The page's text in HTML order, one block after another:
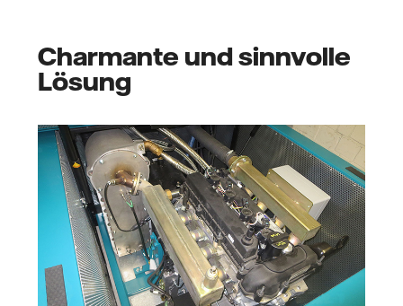
Charmante und sinnvolle
Lösung